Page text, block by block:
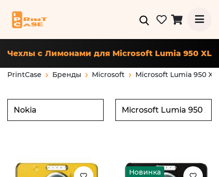
Чехлы с Лимонами для Microsoft Lumia 950 XL
PrintCase Бренды Microsoft Microsoft Lumia 950 XL
Новинка